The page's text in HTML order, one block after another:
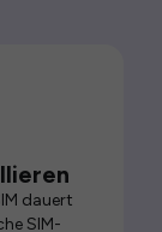
dauert
SIM-